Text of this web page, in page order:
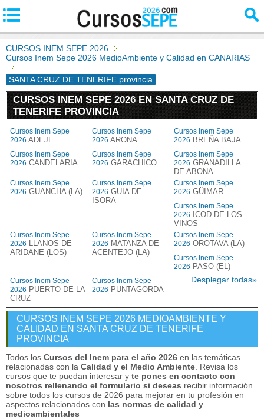
CURSOS INEM SEPE 2026
Cursos Inem Sepe 2026 MedioAmbiente y Calidad en CANARIAS
SANTA CRUZ DE TENERIFE provincia
CURSOS INEM SEPE 2026 EN SANTA CRUZ DE
TENERIFE PROVINCIA
Cursos Inem Sepe
2026 ADEJE
Cursos Inem Sepe
2026 ARONA
Cursos Inem Sepe
2026 BREÑA BAJA
Cursos Inem Sepe
2026 CANDELARIA
Cursos Inem Sepe
2026 GARACHICO
Cursos Inem Sepe
2026 GRANADILLA
DE ABONA
Cursos Inem Sepe
2026 GUANCHA (LA)
Cursos Inem Sepe
2026 GUIA DE
ISORA
Cursos Inem Sepe
2026 GÜIMAR
Cursos Inem Sepe
2026
ICOD DE LOS
VINOS
Cursos Inem Sepe
2026 LLANOS DE
ARIDANE (LOS)
Cursos Inem Sepe
2026 MATANZA DE
ACENTEJO (LA)
Cursos Inem Sepe
2026 OROTAVA (LA)
Cursos Inem Sepe
2026 PASO (EL)
Cursos Inem Sepe
2026 PUERTO DE LA
CRUZ
Cursos Inem Sepe
2026 PUNTAGORDA
Desplegar todas»
CURSOS INEM SEPE 2026 MEDIOAMBIENTE Y
CALIDAD EN SANTA CRUZ DE TENERIFE
PROVINCIA
Todos los Cursos del Inem para el año 2026 en las temáticas
relacionadas con la Calidad y el Medio Ambiente . Revisa los
cursos que te puedan interesar y te pones en contacto con
nosotros rellenando el formulario si deseas recibir información
sobre todos los cursos de 2026 para mejorar en tu profesión en
aspectos relacionados con las normas de calidad y
medioambientales